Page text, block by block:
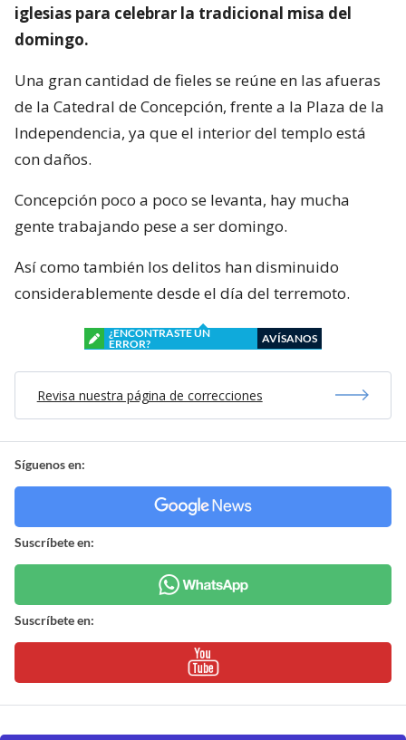
iglesias para celebrar la tradicional misa del
domingo.
Una gran cantidad de fieles se reúne en las afueras
de la Catedral de Concepción, frente a la Plaza de la
Independencia, ya que el interior del templo está
con daños.
Concepción poco a poco se levanta, hay mucha
gente trabajando pese a ser domingo.
Así como también los delitos han disminuido
considerablemente desde el día del terremoto.
¿ENCONTRASTE UN
ERROR?
AVÍSANOS
Revisa nuestra página de correcciones
Síguenos en:
Suscríbete en:
Suscríbete en: